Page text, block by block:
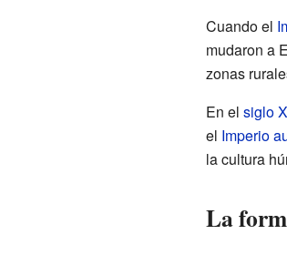
Cuando el
mudaron a
zonas
En el siglo
el Imperio
la cultura
La